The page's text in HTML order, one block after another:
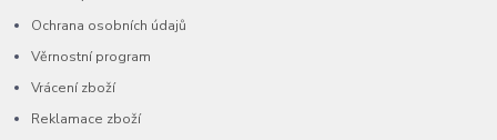
Ochrana osobních údajů
Věrnostní program
Vrácení zboží
Reklamace zboží